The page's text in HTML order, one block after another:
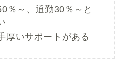
％～、通勤30％～と
厚いサポートがある